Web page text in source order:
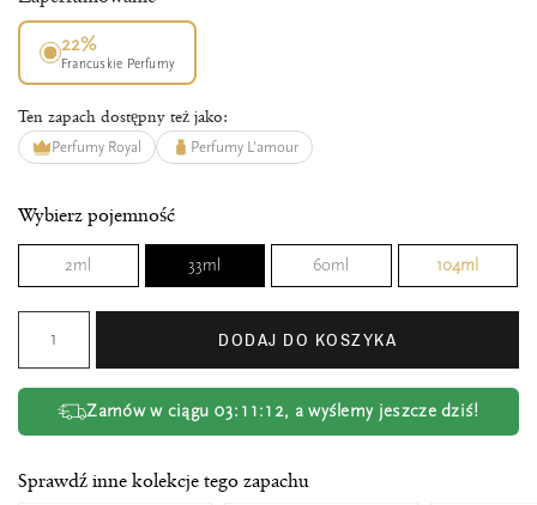
22%
Francuskie Perfumy
Ten zapach dostępny też jako:
Perfumy Royal Perfumy L'amour
Wybierz pojemność
2ml 33ml 60ml 104ml
DODAJ DO KOSZYKA
Zamów w ciągu 03:11:12, a wyślemy jeszcze dziś!
Sprawdź inne kolekcje tego zapachu